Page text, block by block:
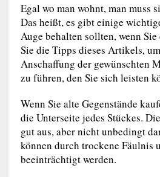
Egal wo man wohnt, man muss
Das heißt, es gibt einige
Auge behalten sollten, wenn
Sie die Tipps dieses Artikels,
Anschaffung der gewünschten
zu führen, den Sie sich leisten
Wenn Sie alte Gegenstände
die Unterseite jedes Stückes.
gut aus, aber nicht unbedingt
können durch trockene Fäulnis
beeinträchtigt werden.